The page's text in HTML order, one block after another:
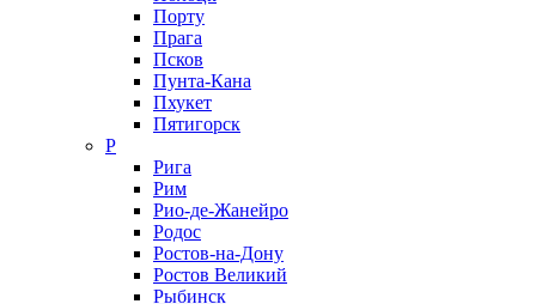
Порту
Прага
Псков
Пунта-Кана
Пхукет
Пятигорск
Р
Рига
Рим
Рио-де-Жанейро
Родос
Ростов-на-Дону
Ростов Великий
Рыбинск